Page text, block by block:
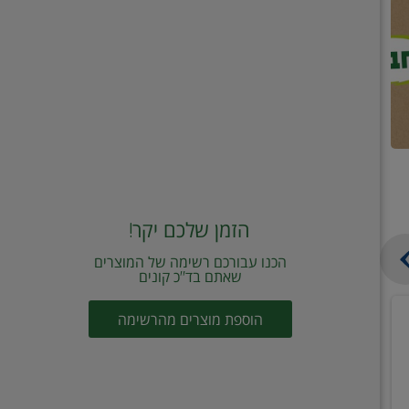
הזמן שלכם יקר!
הכנו עבורכם רשימה של המוצרים
שאתם בד"כ קונים
הוספת מוצרים מהרשימה